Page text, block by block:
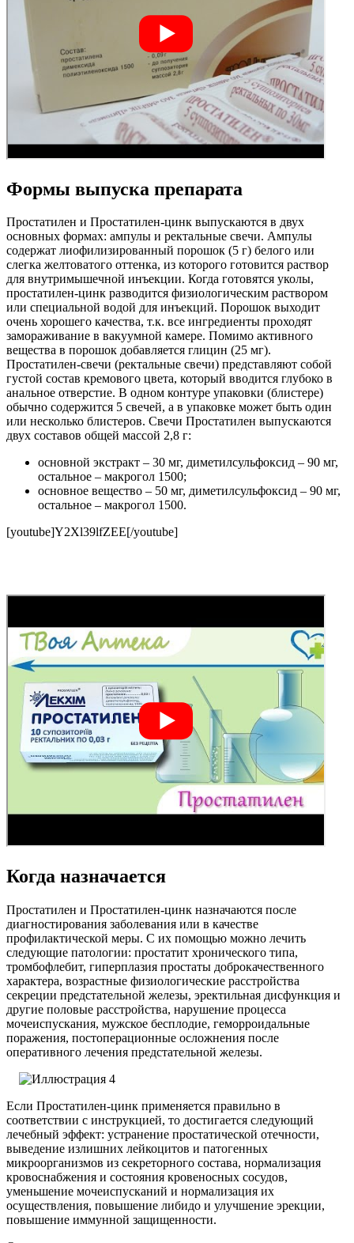
Формы выпуска препарата
Простатилен и Простатилен-цинк выпускаются в двух
основных формах: ампулы и ректальные свечи. Ампулы
содержат лиофилизированный порошок (5 г) белого или
слегка желтоватого оттенка, из которого готовится раствор
для внутримышечной инъекции. Когда готовятся уколы,
простатилен-цинк разводится физиологическим раствором
или специальной водой для инъекций. Порошок выходит
очень хорошего качества, т.к. все ингредиенты проходят
замораживание в вакуумной камере. Помимо активного
вещества в порошок добавляется глицин (25 мг).
Простатилен-свечи (ректальные свечи) представляют собой
густой состав кремового цвета, который вводится глубоко в
анальное отверстие. В одном контуре упаковки (блистере)
обычно содержится 5 свечей, а в упаковке может быть один
или несколько блистеров. Свечи Простатилен выпускаются
двух составов общей массой 2,8 г:
основной экстракт – 30 мг, диметилсульфоксид – 90 мг,
остальное – макрогол 1500;
основное вещество – 50 мг, диметилсульфоксид – 90 мг,
остальное – макрогол 1500.
[youtube]Y2Xl39lfZEE[/youtube]
Когда назначается
Простатилен и Простатилен-цинк назначаются после
диагностирования заболевания или в качестве
профилактической меры. С их помощью можно лечить
следующие патологии: простатит хронического типа,
тромбофлебит, гиперплазия простаты доброкачественного
характера, возрастные физиологические расстройства
секреции предстательной железы, эректильная дисфункция и
другие половые расстройства, нарушение процесса
мочеиспускания, мужское бесплодие, геморроидальные
поражения, постоперационные осложнения после
оперативного лечения предстательной железы.
Если Простатилен-цинк применяется правильно в
соответствии с инструкцией, то достигается следующий
лечебный эффект: устранение простатической отечности,
выведение излишних лейкоцитов и патогенных
микроорганизмов из секреторного состава, нормализация
кровоснабжения и состояния кровеносных сосудов,
уменьшение мочеиспусканий и нормализация их
осуществления, повышение либидо и улучшение эрекции,
повышение иммунной защищенности.